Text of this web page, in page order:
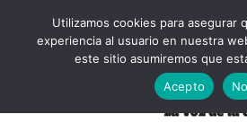
Utilizamos cookies para asegurar
experiencia al usuario en nuestra
este sitio asumiremos que
Acepto
No